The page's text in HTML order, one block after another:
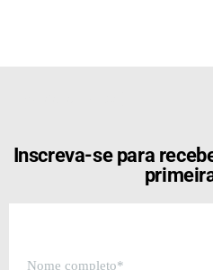
Inscreva-se para